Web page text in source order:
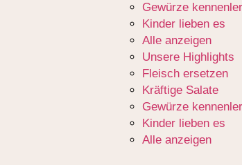
Gewürze
Kinder lieben es
Alle anzeigen
Unsere Highlights
Fleisch ersetzen
Kräftige Salate
Gewürze
Kinder lieben es
Alle anzeigen